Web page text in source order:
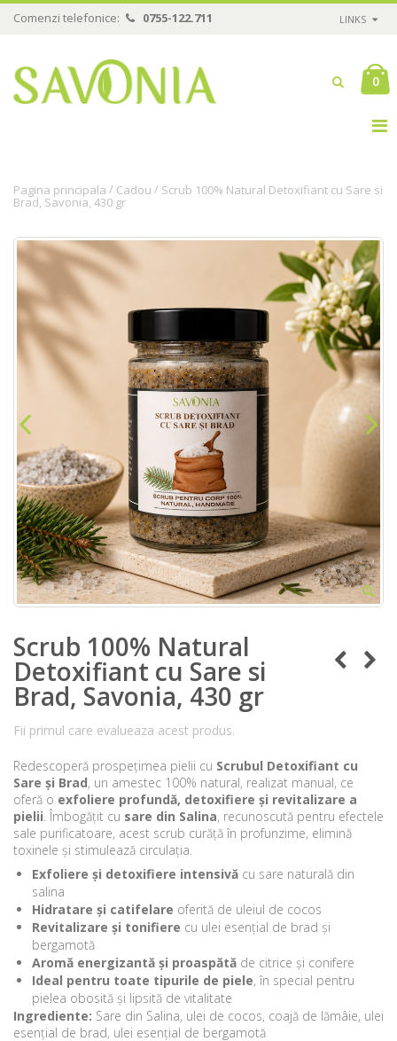
Comenzi telefonice: 0755-122.711 LINKS
0
Pagina principala / Cadou / Scrub 100% Natural Detoxifiant cu Sare si
Brad, Savonia, 430 gr
Scrub 100% Natural
Detoxifiant cu Sare si
Brad, Savonia, 430 gr
Fii primul care evalueaza acest produs.
Redescoperă prospețimea pielii cu Scrubul Detoxifiant cu
Sare și Brad, un amestec 100% natural, realizat manual, ce
oferă o exfoliere profundă, detoxifiere și revitalizare a
pielii. Îmbogățit cu sare din Salina, recunoscută pentru efectele
sale purificatoare, acest scrub curăță în profunzime, elimină
toxinele și stimulează circulația.
Exfoliere și detoxifiere intensivă cu sare naturală din
salina
Hidratare și catifelare oferită de uleiul de cocos
Revitalizare și tonifiere cu ulei esențial de brad și
bergamotă
Aromă energizantă și proaspătă de citrice și conifere
Ideal pentru toate tipurile de piele, în special pentru
pielea obosită și lipsită de vitalitate
Ingrediente: Sare din Salina, ulei de cocos, coajă de lămâie, ulei
esențial de brad, ulei esențial de bergamotă